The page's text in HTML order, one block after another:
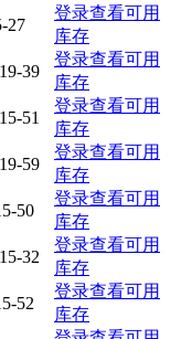
27
登录查看可用
库存
39
登录查看可用
库存
51
登录查看可用
库存
59
登录查看可用
库存
50
登录查看可用
库存
32
登录查看可用
库存
52
登录查看可用
库存